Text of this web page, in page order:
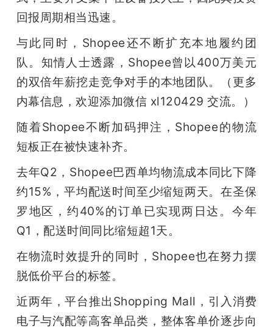
回报周期相当迅速。
与此同时，Shopee还不断扩充本地履约团
队。知情人士透露，Shopee曾以400万美元
的双倍年薪挖走竞争对手的本地团队。（更多
内幕信息，欢迎添加微信 xl120429 交流。）
随着Shopee不断加码押注，Shopee的物流
短板正在被快速补齐。
去年Q2，Shopee巴西单均物流成本同比下降
约15%，平均配送时间至少缩短两天。在圣保
罗地区，约40%的订单已实现两日达。今年
Q1，配送时间同比缩短超1天。
在物流时效提升的同时，Shopee也在努力摆
脱低价平台的标签。
近两年，平台推出Shopping Mall，引入消费
电子与汽配等高客单品类，整体客单价逐步向